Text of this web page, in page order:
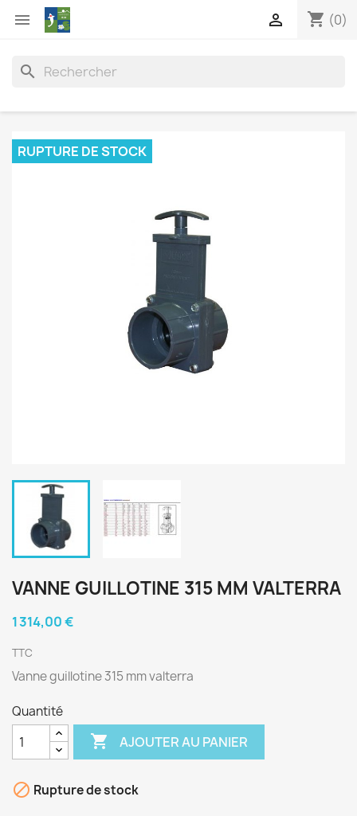
 shopping_cart (0)

search
RUPTURE DE STOCK
VANNE GUILLOTINE 315 MM VALTERRA
1 314,00 €
TTC
Vanne guillotine 315 mm valterra
Quantité
 AJOUTER AU PANIER
 Rupture de stock